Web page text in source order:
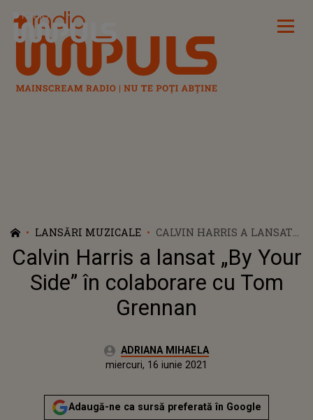
Radio Impuls
LANSĂRI MUZICALE
CALVIN HARRIS A LANSAT
„BY YOUR SIDE” ÎN
COLABORARE CU TOM
GRENNAN
Calvin Harris a lansat „By Your
Side” în colaborare cu Tom
Grennan
Autor:ADRIANA MIHAELA
miercuri, 16 iunie 2021Actualizat:
miercuri, 16 iunie 2021
Adaugă-ne ca sursă preferată în Google